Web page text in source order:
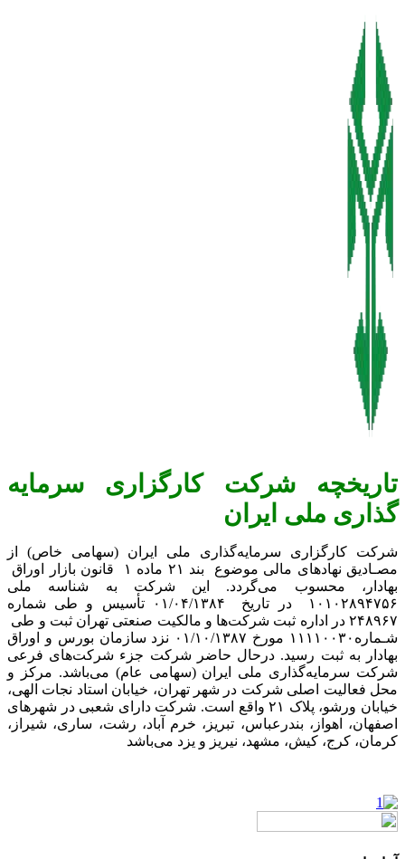
تاریخچه شرکت کارگزاری سرمایه
گذاری ملی ایران
شرکت کارگزاری سرمایه‌گذاری ملی ایران (سهامی خاص) از
مصـادیق نهادهای مالی موضوع بند ۲۱ ماده ۱ قانون بازار اوراق
بهادار، محسوب می‌گردد. این شرکت به شناسه ملی
۱۰۱۰۲۸۹۴۷۵۶ در تاریخ ۰۱/۰۴/۱۳۸۴ تأسیس و طی شماره
۲۴۸۹۶۷ در اداره ثبت شرکت‌ها و مالکیت صنعتی تهران ثبت و طی
شـماره۱۱۱۱۰۰۳۰ مورخ ۰۱/۱۰/۱۳۸۷ نزد سازمان بورس و اوراق
بهادار به ثبت رسید. درحال حاضر شرکت جزء شرکت‌های فرعی
شرکت سرمایه‌گذاری ملی ایران (سهامی عام) می‌باشد. مرکز و
محل فعالیت اصلی شرکت در شهر تهران، خیابان استاد نجات الهی،
خیابان ورشو، پلاک ۲۱ واقع است. شرکت دارای شعبی در شهرهای
اصفهان، اهواز، بندرعباس، تبریز، خرم آباد، رشت، ساری، شیراز،
کرمان، کرج، کیش، مشهد، نیریز و یزد می‌‌باشد